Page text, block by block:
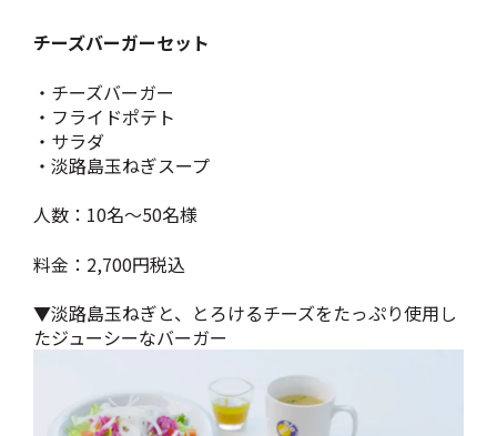
チーズバーガーセット
・チーズバーガー
・フライドポテト
・サラダ
・淡路島玉ねぎスープ
人数：10名～50名様
料金：2,700円税込
▼淡路島玉ねぎと、とろけるチーズをたっぷり使用し
たジューシーなバーガー